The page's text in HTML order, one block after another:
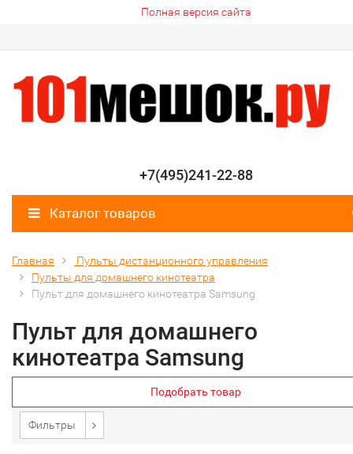
Полная версия сайта
+7(495)241-22-88
Каталог товаров
Главная
Пульты дистанционного управления
Пульты для домашнего кинотеатра
Пульт для домашнего кинотеатра Samsung
Пульт для домашнего
кинотеатра Samsung
Подобрать товар
Фильтры